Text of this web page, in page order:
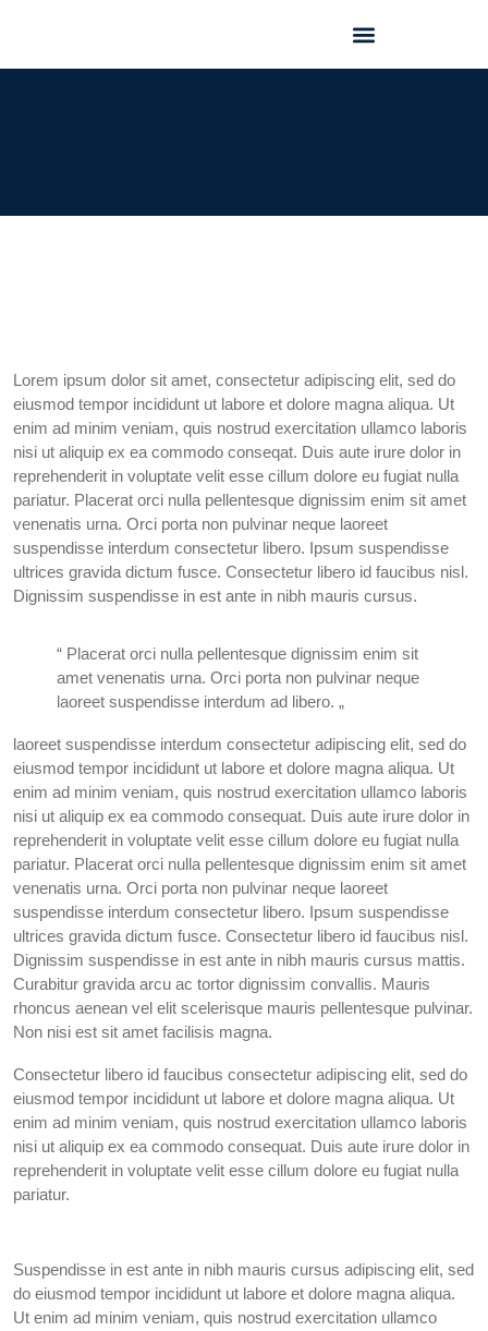
Lorem ipsum dolor sit amet, consectetur adipiscing elit, sed do
eiusmod tempor incididunt ut labore et dolore magna aliqua. Ut
enim ad minim veniam, quis nostrud exercitation ullamco laboris
nisi ut aliquip ex ea commodo conseqat. Duis aute irure dolor in
reprehenderit in voluptate velit esse cillum dolore eu fugiat nulla
pariatur. Placerat orci nulla pellentesque dignissim enim sit amet
venenatis urna. Orci porta non pulvinar neque laoreet
suspendisse interdum consectetur libero. Ipsum suspendisse
ultrices gravida dictum fusce. Consectetur libero id faucibus nisl.
Dignissim suspendisse in est ante in nibh mauris cursus.
“ Placerat orci nulla pellentesque dignissim enim sit
amet venenatis urna. Orci porta non pulvinar neque
laoreet suspendisse interdum ad libero. „
laoreet suspendisse interdum consectetur adipiscing elit, sed do
eiusmod tempor incididunt ut labore et dolore magna aliqua. Ut
enim ad minim veniam, quis nostrud exercitation ullamco laboris
nisi ut aliquip ex ea commodo consequat. Duis aute irure dolor in
reprehenderit in voluptate velit esse cillum dolore eu fugiat nulla
pariatur. Placerat orci nulla pellentesque dignissim enim sit amet
venenatis urna. Orci porta non pulvinar neque laoreet
suspendisse interdum consectetur libero. Ipsum suspendisse
ultrices gravida dictum fusce. Consectetur libero id faucibus nisl.
Dignissim suspendisse in est ante in nibh mauris cursus mattis.
Curabitur gravida arcu ac tortor dignissim convallis. Mauris
rhoncus aenean vel elit scelerisque mauris pellentesque pulvinar.
Non nisi est sit amet facilisis magna.
Consectetur libero id faucibus consectetur adipiscing elit, sed do
eiusmod tempor incididunt ut labore et dolore magna aliqua. Ut
enim ad minim veniam, quis nostrud exercitation ullamco laboris
nisi ut aliquip ex ea commodo consequat. Duis aute irure dolor in
reprehenderit in voluptate velit esse cillum dolore eu fugiat nulla
pariatur.
Suspendisse in est ante in nibh mauris cursus adipiscing elit, sed
do eiusmod tempor incididunt ut labore et dolore magna aliqua.
Ut enim ad minim veniam, quis nostrud exercitation ullamco